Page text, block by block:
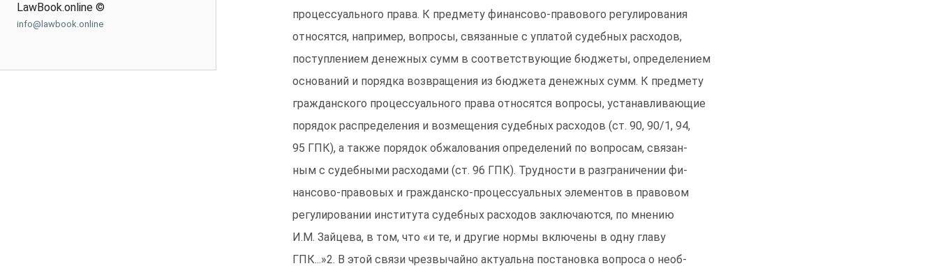
LawBook.online ©
info@lawbook.online
процессуального права. К предмету финансово-правового регулирования
относятся, например, вопросы, связанные с уплатой судебных расходов,
поступлением денежных сумм в соответствующие бюджеты, определением
оснований и порядка возвращения из бюджета денежных сумм. К предмету
гражданского процессуального права относятся вопросы, устанавливающие
порядок распределения и возмещения судебных расходов (ст. 90, 90/1, 94,
95 ГПК), а также порядок обжалования определений по вопросам, связан-
ным с судебными расходами (ст. 96 ГПК). Трудности в разграничении фи-
нансово-правовых и гражданско-процессуальных элементов в правовом
регулировании института судебных расходов заключаются, по мнению
И.М. Зайцева, в том, что «и те, и другие нормы включены в одну главу
ГПК...»2. В этой связи чрезвычайно актуальна постановка вопроса о необ-